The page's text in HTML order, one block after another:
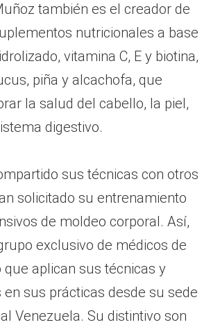
también es el creador de
nutricionales a base
vitamina C, E y biotina,
piña y alcachofa, que
la salud del cabello, la piel,
digestivo.
sus técnicas con otros
solicitado su entrenamiento
de moldeo corporal. Así,
exclusivo de médicos de
aplican sus técnicas y
sus prácticas desde su sede
Venezuela. Su distintivo son